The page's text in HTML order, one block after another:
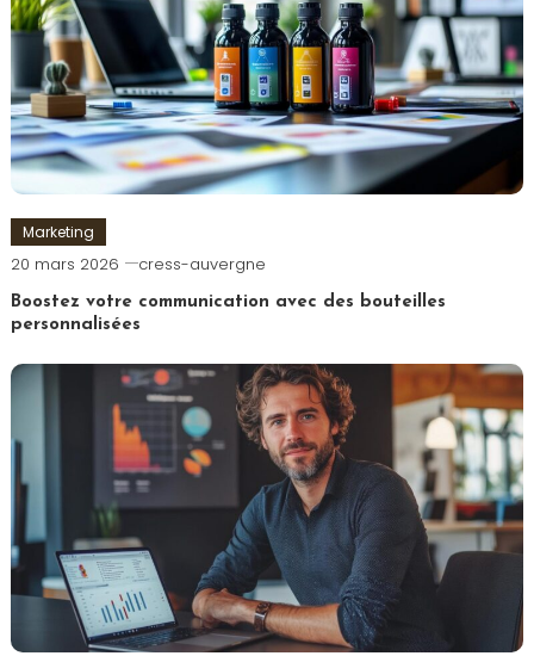
Marketing
20 mars 2026 cress-auvergne
Boostez votre communication avec des bouteilles
personnalisées